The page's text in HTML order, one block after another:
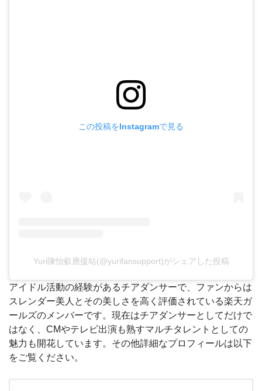
この投稿をInstagramで見る
Yuri陳怡叡應援站(@yurifansupport)がシェアした投稿
アイドル活動の経験があるチアダンサーで、ファンからは
スレンダー美人とその美しさを高く評価されている楽天ガ
ールズのメンバーです。現在はチアダンサーとしてだけで
はなく、CMやテレビ出演も熟すマルチタレントとしての
魅力も開花しています。その他詳細なプロフィールは以下
をご覧ください。